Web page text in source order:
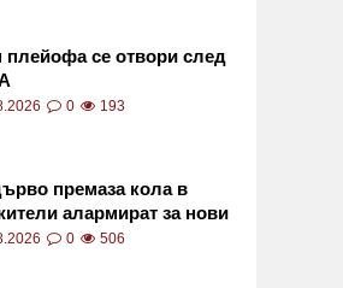
плейофа се отвори след
0 193
премаза кола в
алармират за нови
0 506